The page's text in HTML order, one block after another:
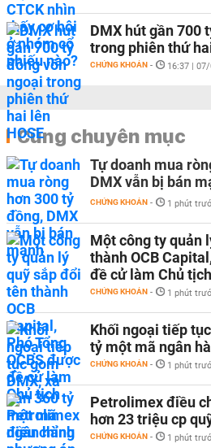
DMX hút gần 700
trong phiên thứ
CHỨNG KHOÁN - 16:37 |
Cùng chuyên mục
Tự doanh mua
DMX vẫn bị bán
CHỨNG KHOÁN - 1 phút
Một công ty quản
thành OCB
đề cử làm Chủ tịch
CHỨNG KHOÁN - 1 phút
Khối ngoại tiếp
tỷ một mã ngân
CHỨNG KHOÁN - 1 phút
Petrolimex điều
hơn 23 triệu cp
CHỨNG KHOÁN - 1 phút